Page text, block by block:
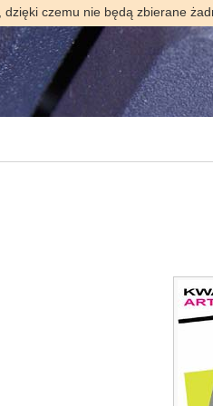
czemu nie będą zbierane